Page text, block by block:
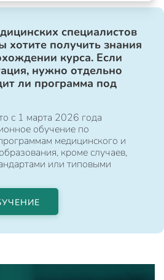
специалистов
хотите получить знания
курса. Если
нужно отдельно
ли программа под
с 1 марта 2026 года
обучение по
медицинского и
кроме случаев,
или типовыми